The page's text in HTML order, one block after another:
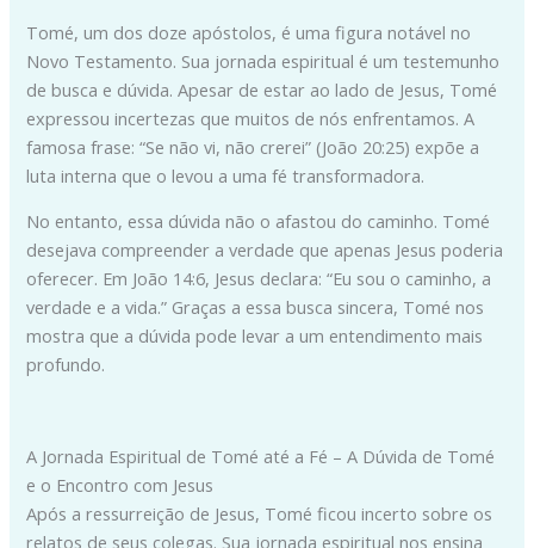
Tomé, um dos doze apóstolos, é uma figura notável no
Novo Testamento. Sua jornada espiritual é um testemunho
de busca e dúvida. Apesar de estar ao lado de Jesus, Tomé
expressou incertezas que muitos de nós enfrentamos. A
famosa frase: “Se não vi, não crerei” (João 20:25) expõe a
luta interna que o levou a uma fé transformadora.
No entanto, essa dúvida não o afastou do caminho. Tomé
desejava compreender a verdade que apenas Jesus poderia
oferecer. Em João 14:6, Jesus declara: “Eu sou o caminho, a
verdade e a vida.” Graças a essa busca sincera, Tomé nos
mostra que a dúvida pode levar a um entendimento mais
profundo.
A Jornada Espiritual de Tomé até a Fé – A Dúvida de Tomé
e o Encontro com Jesus
Após a ressurreição de Jesus, Tomé ficou incerto sobre os
relatos de seus colegas. Sua jornada espiritual nos ensina